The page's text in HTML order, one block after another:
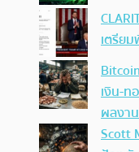
เตรีย
เงิน-ท
ผลงา
Scott